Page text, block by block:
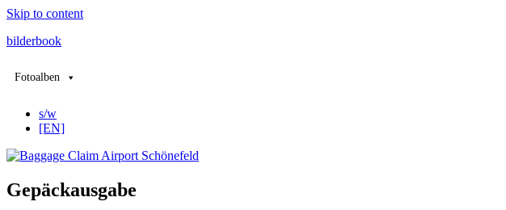
Skip to content
bilderbook
Fotoalben
s/w
[EN]
Gepäckausgabe